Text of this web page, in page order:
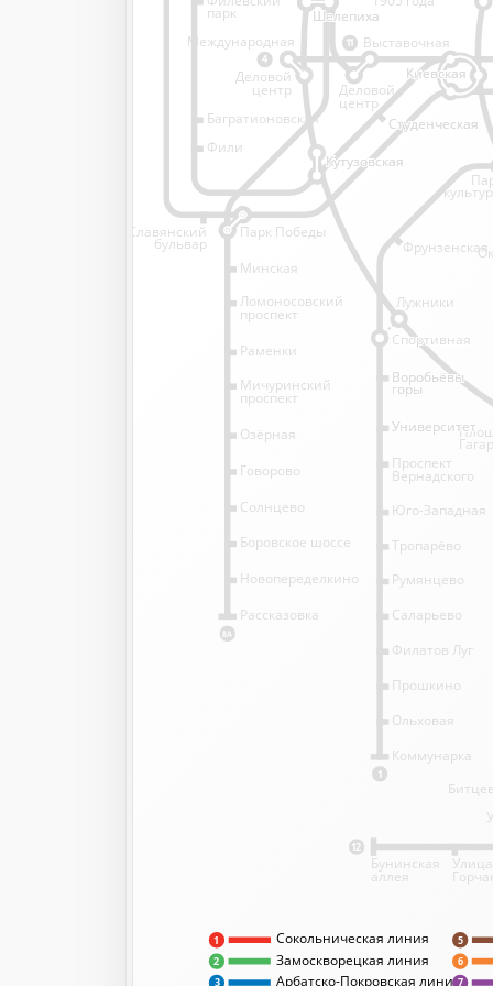
Сокольническая линия
Замоскворецкая линия
Арбатско-Покровская линия
2
3 7
6
5
1
12
1
4
8А
11
Лужники
Деловой
центр
Шелепиха
Шелепиха
Минская
Ломоносовский
проспект
Раменки
Парк Победы
парк
Багратионовская
Фили
Международная
Спортивная
Спортивная
Фрунзенская
Славянский
бульвар
Выставочная
Саларьево
Румянцево
Тропарёво
Юго-Западная
Проспект
Вернадского
Улица
Бунинская
аллея
Деловой
центр
Киевская
Киевская
Студенческая
Студенческая
Кутузовская
Кутузовская
Воробьёвы
горы
Воробьёвы
горы
Университет
Университет
Рассказовка
Новопеределкино
Боровское шоссе
Солнцево
Говорово
Озёрная
Мичуринский
проспект
Филатов Луг
Прошкино
Ольховая
Коммунарка